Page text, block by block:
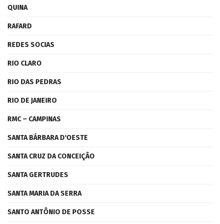
QUINA
RAFARD
REDES SOCIAS
RIO CLARO
RIO DAS PEDRAS
RIO DE JANEIRO
RMC – CAMPINAS
SANTA BÁRBARA D'OESTE
SANTA CRUZ DA CONCEIÇÃO
SANTA GERTRUDES
SANTA MARIA DA SERRA
SANTO ANTÔNIO DE POSSE